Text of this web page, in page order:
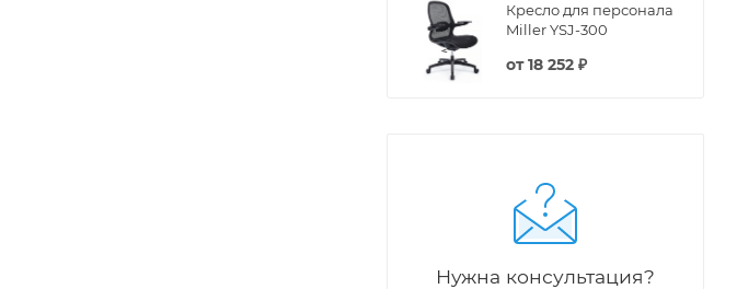
Кресло для персонала
Miller YSJ-300
от18 252 ₽
Нужна консультация?